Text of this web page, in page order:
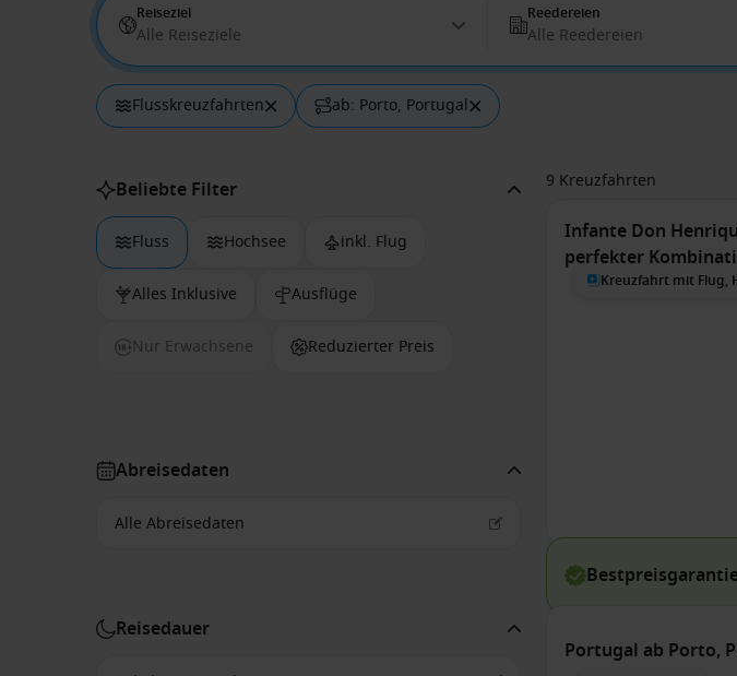
Reiseziel
Alle Reiseziele
Reedereien
Alle Reedereien
Flusskreuzfahrten ab: Porto, Portugal
Beliebte Filter
Fluss Hochsee inkl. Flug
Alles Inklusive Ausflüge
Nur Erwachsene Reduzierter Preis
Abreisedaten
Reisedauer
9 Kreuzfahrten
Infante Don
perfekter
Kreuzfahrt mit Flug,
Portugal ab Porto,